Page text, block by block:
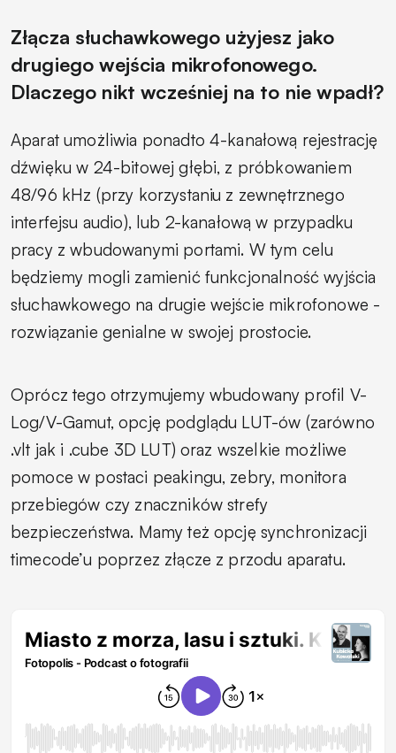
Złącza słuchawkowego użyjesz jako
drugiego wejścia mikrofonowego.
Dlaczego nikt wcześniej na to nie wpadł?
Aparat umożliwia ponadto 4-kanałową rejestrację
dźwięku w 24-bitowej głębi, z próbkowaniem
48/96 kHz (przy korzystaniu z zewnętrznego
interfejsu audio), lub 2-kanałową w przypadku
pracy z wbudowanymi portami. W tym celu
będziemy mogli zamienić funkcjonalność wyjścia
słuchawkowego na drugie wejście mikrofonowe -
rozwiązanie genialne w swojej prostocie.
Oprócz tego otrzymujemy wbudowany profil V-
Log/V-Gamut, opcję podglądu LUT-ów (zarówno
.vlt jak i .cube 3D LUT) oraz wszelkie możliwe
pomoce w postaci peakingu, zebry, monitora
przebiegów czy znaczników strefy
bezpieczeństwa. Mamy też opcję synchronizacji
timecode’u poprzez złącze z przodu aparatu.